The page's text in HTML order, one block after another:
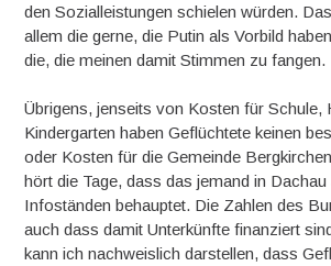
den Sozialleistungen schielen würden.
allem die gerne, die Putin als Vorbild
die, die meinen damit Stimmen zu fangen.
Übrigens, jenseits von Kosten für Schule,
Kindergarten haben Geflüchtete keinen
oder Kosten für die Gemeinde
hört die Tage, dass das jemand in Dachau
Infoständen behauptet. Die Zahlen des
auch dass damit Unterkünfte finanziert
kann ich nachweislich darstellen, dass